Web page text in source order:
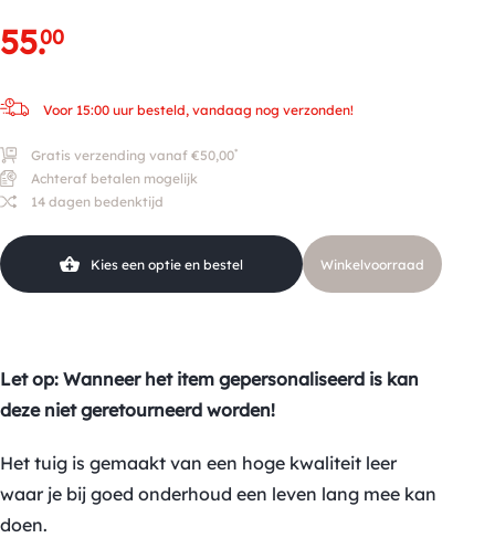
55.00
Voor 15:00 uur besteld, vandaag nog verzonden!
Gratis verzending vanaf €50,00*
Achteraf betalen mogelijk
14 dagen bedenktijd
Kies een optie en bestel Winkelvoorraad
Let op: Wanneer het item gepersonaliseerd is kan
deze niet geretourneerd worden!
Het tuig is gemaakt van een hoge kwaliteit leer
waar je bij goed onderhoud een leven lang mee kan
doen.